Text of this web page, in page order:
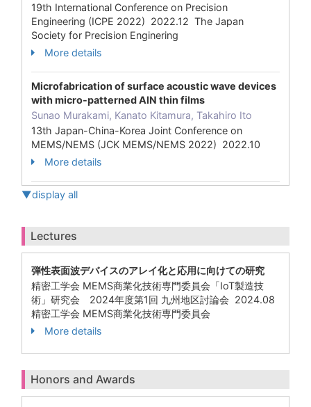
19th International Conference on Precision
Engineering (ICPE 2022) 2022.12 The Japan
Society for Precision Enginering
More details
Microfabrication of surface acoustic wave devices
with micro-patterned AlN thin films
Sunao Murakami, Kanato Kitamura, Takahiro Ito
13th Japan-China-Korea Joint Conference on
MEMS/NEMS (JCK MEMS/NEMS 2022) 2022.10
More details
▼display all
Lectures
弾性表面波デバイスのアレイ化と応用に向けての研究
精密工学会 MEMS商業化技術専門委員会「IoT製造技
術」研究会 2024年度第1回 九州地区討論会 2024.08
精密工学会 MEMS商業化技術専門委員会
More details
Honors and Awards